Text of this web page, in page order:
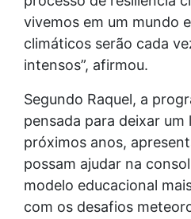
vivemos em um mundo
climáticos serão cada
intensos”, afirmou.
Segundo Raquel, a
pensada para deixar um
próximos anos,
possam ajudar na
modelo educacional
com os desafios